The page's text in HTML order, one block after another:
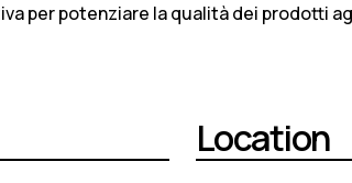
per potenziare la qualità dei prodotti
Location